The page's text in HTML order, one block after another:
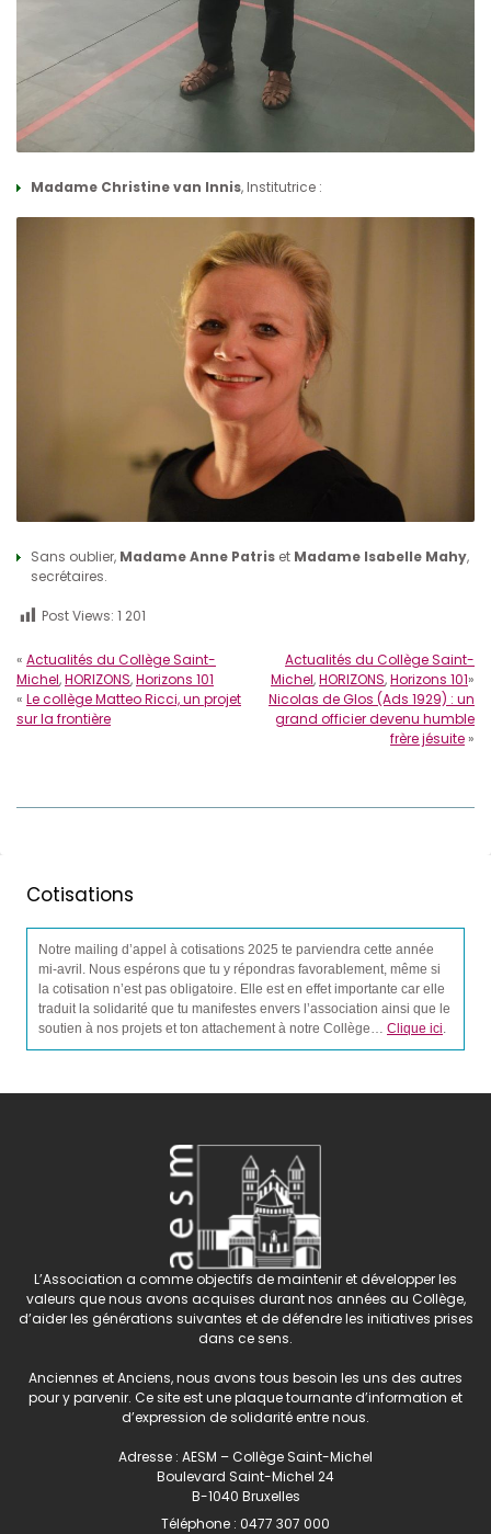
Madame Christine van Innis, Institutrice :
Sans oublier, Madame Anne Patris et Madame Isabelle Mahy,
secrétaires.
Post Views: 1 201
« Actualités du Collège Saint-
Michel,HORIZONS,Horizons 101
« Le collège Matteo Ricci, un projet
sur la frontière
Actualités du Collège Saint-
Michel,HORIZONS,Horizons 101»
Nicolas de Glos (Ads 1929) : un
grand officier devenu humble
frère jésuite »
Cotisations
Notre mailing d’appel à cotisations 2025 te parviendra cette année
mi-avril. Nous espérons que tu y répondras favorablement, même si
la cotisation n’est pas obligatoire. Elle est en effet importante car elle
traduit la solidarité que tu manifestes envers l’association ainsi que le
soutien à nos projets et ton attachement à notre Collège… Clique ici.
L’Association a comme objectifs de maintenir et développer les
valeurs que nous avons acquises durant nos années au Collège,
d’aider les générations suivantes et de défendre les initiatives prises
dans ce sens.
Anciennes et Anciens, nous avons tous besoin les uns des autres
pour y parvenir. Ce site est une plaque tournante d’information et
d’expression de solidarité entre nous.
Adresse : AESM – Collège Saint-Michel
Boulevard Saint-Michel 24
B-1040 Bruxelles
Téléphone : 0477 307 000